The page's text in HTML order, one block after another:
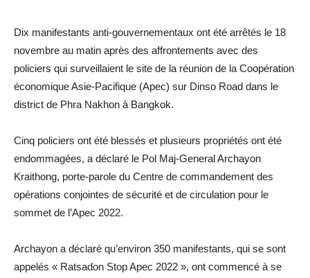
Dix manifestants anti-gouvernementaux ont été arrêtés le 18
novembre au matin après des affrontements avec des
policiers qui surveillaient le site de la réunion de la Coopération
économique Asie-Pacifique (Apec) sur Dinso Road dans le
district de Phra Nakhon à Bangkok.
Cinq policiers ont été blessés et plusieurs propriétés ont été
endommagées, a déclaré le Pol Maj-General Archayon
Kraithong, porte-parole du Centre de commandement des
opérations conjointes de sécurité et de circulation pour le
sommet de l’Apec 2022.
Archayon a déclaré qu’environ 350 manifestants, qui se sont
appelés « Ratsadon Stop Apec 2022 », ont commencé à se